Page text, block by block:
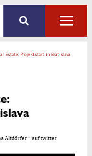
Estate: Projektstart in Bratislava
Altdörfer- auf twitter